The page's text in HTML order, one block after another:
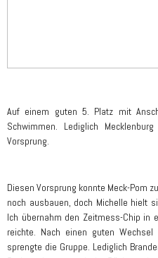
Auf einem guten 5. Platz mit
Schwimmen. Lediglich
Vorsprung.
Diesen Vorsprung konnte Meck-Pom
noch ausbauen, doch Michelle hielt
Ich übernahm den Zeitmess-Chip in
reichte. Nach einen guten
sprengte die Gruppe. Lediglich